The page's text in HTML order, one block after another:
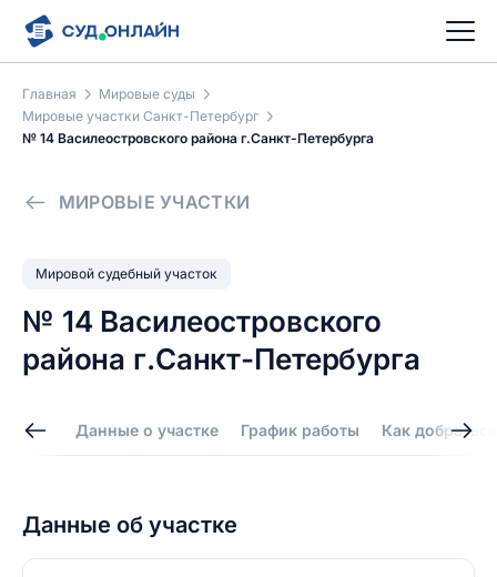
Главная
Мировые суды
Мировые участки Санкт-Петербург
№ 14 Василеостровского района г.Санкт-Петербурга
МИРОВЫЕ УЧАСТКИ
Мировой судебный участок
№ 14 Василеостровского
района г.Санкт-Петербурга
Данные о участке График работы Как добраться
Данные об участке